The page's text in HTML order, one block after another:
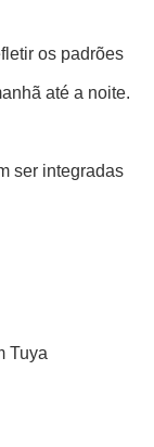
os padrões
até a noite.
ser integradas
Tuya